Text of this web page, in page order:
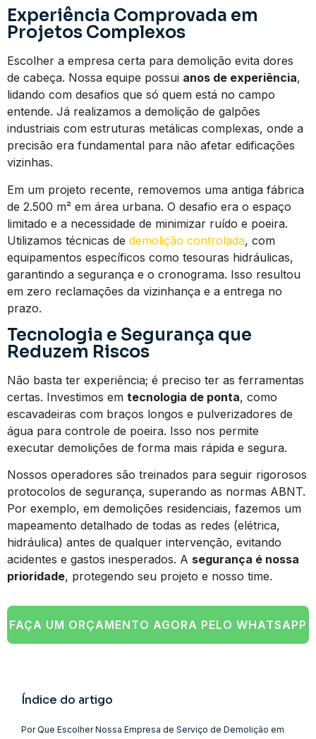
Experiência Comprovada em
Projetos Complexos
Escolher a empresa certa para demolição evita dores
de cabeça. Nossa equipe possui anos de experiência,
lidando com desafios que só quem está no campo
entende. Já realizamos a demolição de galpões
industriais com estruturas metálicas complexas, onde a
precisão era fundamental para não afetar edificações
vizinhas.
Em um projeto recente, removemos uma antiga fábrica
de 2.500 m² em área urbana. O desafio era o espaço
limitado e a necessidade de minimizar ruído e poeira.
Utilizamos técnicas de demolição controlada, com
equipamentos específicos como tesouras hidráulicas,
garantindo a segurança e o cronograma. Isso resultou
em zero reclamações da vizinhança e a entrega no
prazo.
Tecnologia e Segurança que
Reduzem Riscos
Não basta ter experiência; é preciso ter as ferramentas
certas. Investimos em tecnologia de ponta, como
escavadeiras com braços longos e pulverizadores de
água para controle de poeira. Isso nos permite
executar demolições de forma mais rápida e segura.
Nossos operadores são treinados para seguir rigorosos
protocolos de segurança, superando as normas ABNT.
Por exemplo, em demolições residenciais, fazemos um
mapeamento detalhado de todas as redes (elétrica,
hidráulica) antes de qualquer intervenção, evitando
acidentes e gastos inesperados. A segurança é nossa
prioridade, protegendo seu projeto e nosso time.
FAÇA UM ORÇAMENTO AGORA PELO WHATSAPP
Índice do artigo
Por Que Escolher Nossa Empresa de Serviço de Demolição em